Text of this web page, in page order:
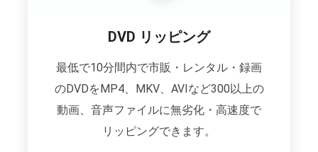
DVD リッピング
最低で10分間内で市販・レンタル・録画
のDVDをMP4、MKV、AVIなど300以上の
動画、音声ファイルに無劣化・高速度で
リッピングできます。